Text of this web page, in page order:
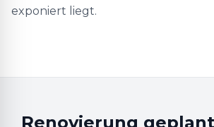
exponiert liegt.
Renovierung